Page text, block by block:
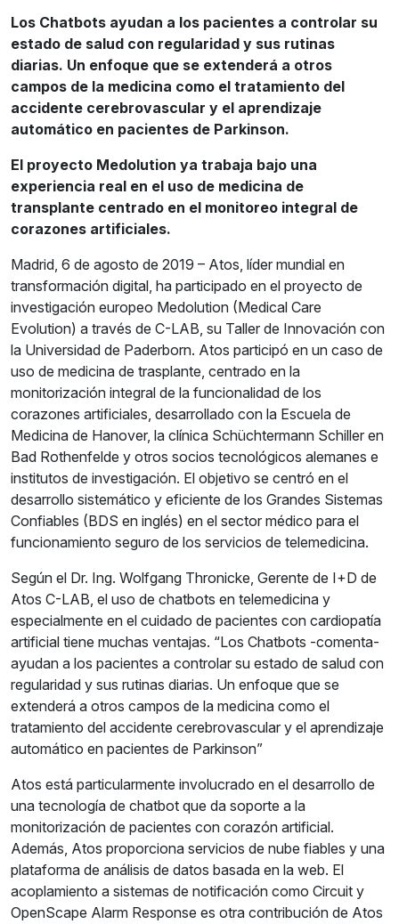
Los Chatbots ayudan a los pacientes a controlar su
estado de salud con regularidad y sus rutinas
diarias. Un enfoque que se extenderá a otros
campos de la medicina como el tratamiento del
accidente cerebrovascular y el aprendizaje
automático en pacientes de Parkinson.
El proyecto Medolution ya trabaja bajo una
experiencia real en el uso de medicina de
transplante centrado en el monitoreo integral de
corazones artificiales.
Madrid, 6 de agosto de 2019 – Atos, líder mundial en
transformación digital, ha participado en el proyecto de
investigación europeo Medolution (Medical Care
Evolution) a través de C-LAB, su Taller de Innovación con
la Universidad de Paderborn. Atos participó en un caso de
uso de medicina de trasplante, centrado en la
monitorización integral de la funcionalidad de los
corazones artificiales, desarrollado con la Escuela de
Medicina de Hanover, la clínica Schüchtermann Schiller en
Bad Rothenfelde y otros socios tecnológicos alemanes e
institutos de investigación. El objetivo se centró en el
desarrollo sistemático y eficiente de los Grandes Sistemas
Confiables (BDS en inglés) en el sector médico para el
funcionamiento seguro de los servicios de telemedicina.
Según el Dr. Ing. Wolfgang Thronicke, Gerente de I+D de
Atos C-LAB, el uso de chatbots en telemedicina y
especialmente en el cuidado de pacientes con cardiopatía
artificial tiene muchas ventajas. “Los Chatbots -comenta-
ayudan a los pacientes a controlar su estado de salud con
regularidad y sus rutinas diarias. Un enfoque que se
extenderá a otros campos de la medicina como el
tratamiento del accidente cerebrovascular y el aprendizaje
automático en pacientes de Parkinson”
Atos está particularmente involucrado en el desarrollo de
una tecnología de chatbot que da soporte a la
monitorización de pacientes con corazón artificial.
Además, Atos proporciona servicios de nube fiables y una
plataforma de análisis de datos basada en la web. El
acoplamiento a sistemas de notificación como Circuit y
OpenScape Alarm Response es otra contribución de Atos